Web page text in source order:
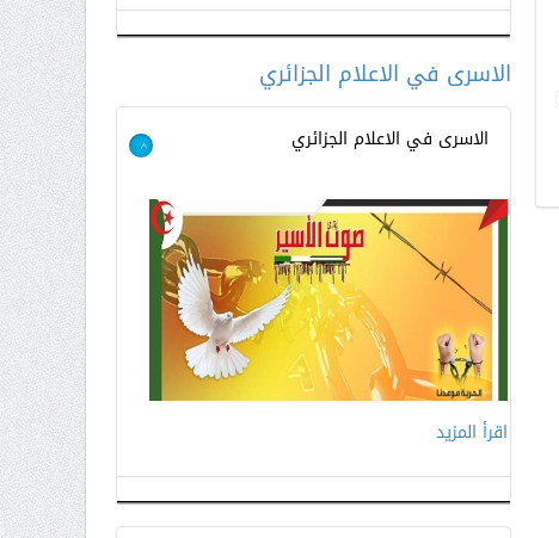
الاسرى في الاعلام الجزائري
الاسرى في الاعلام الجزائري >
اقرأ المزيد